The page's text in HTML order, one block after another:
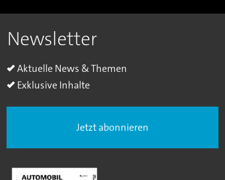
Newsletter
Aktuelle News & Themen
Exklusive Inhalte
Jetzt abonnieren